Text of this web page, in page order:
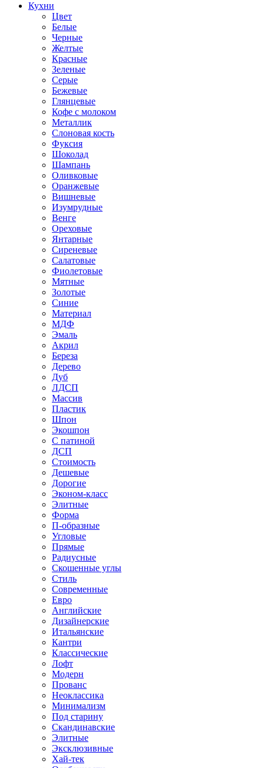
Кухни
Цвет
Белые
Черные
Желтые
Красные
Зеленые
Серые
Бежевые
Глянцевые
Кофе с молоком
Металлик
Слоновая кость
Фуксия
Шоколад
Шампань
Оливковые
Оранжевые
Вишневые
Изумрудные
Венге
Ореховые
Янтарные
Сиреневые
Салатовые
Фиолетовые
Мятные
Золотые
Синие
Материал
МДФ
Эмаль
Акрил
Береза
Дерево
Дуб
ЛДСП
Массив
Пластик
Шпон
Экошпон
С патиной
ДСП
Стоимость
Дешевые
Дорогие
Эконом-класс
Элитные
Форма
П-образные
Угловые
Прямые
Радиусные
Скошенные углы
Стиль
Современные
Евро
Английские
Дизайнерские
Итальянские
Кантри
Классические
Лофт
Модерн
Прованс
Неоклассика
Минимализм
Под старину
Скандинавские
Элитные
Эксклюзивные
Хай-тек